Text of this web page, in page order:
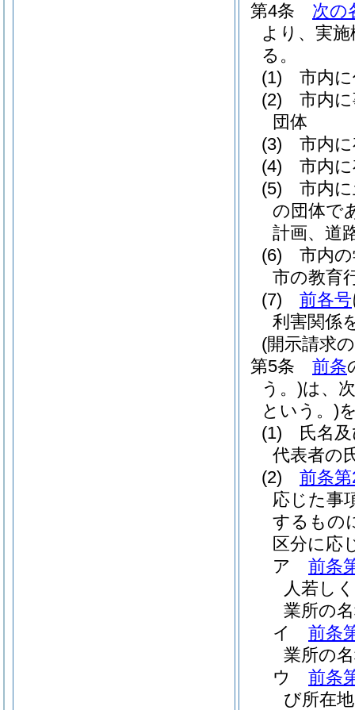
第4条
次の
より、実
る。
(1)
市内
(2)
市内
団体
(3)
市内
(4)
市内
(5)
市内
の団体で
計画、道
(6)
市内
市の教育
(7)
前各号
利害関係
(開示請求
第5条
前条
う。)は、
という。)
(1)
氏名
代表者の
(2)
前条
応じた事
するもの
区分に応
ア
前条
人若し
業所の
イ
前条
業所の
ウ
前条
び所在地